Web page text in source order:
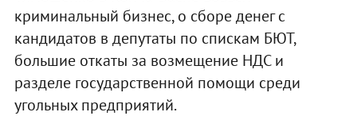
криминальный бизнес, о сборе денег с
кандидатов в депутаты по спискам БЮТ,
большие откаты за возмещение НДС и
разделе государственной помощи среди
угольных предприятий.